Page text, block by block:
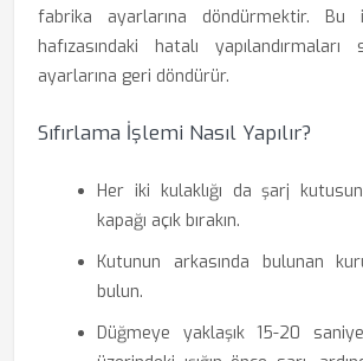
fabrika ayarlarına döndürmektir. Bu
hafızasındaki hatalı
ayarlarına geri döndürür.
Sıfırlama İşlemi Nasıl Yapılır?
Her iki kulaklığı da şarj
kapağı açık bırakın.
Kutunun arkasında bulunan
bulun.
Düğmeye yaklaşık 15-20